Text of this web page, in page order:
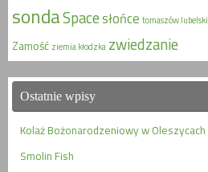
sondaSpacesłońce tomaszów lubelski
Zamość ziemia kłodzka zwiedzanie
Ostatnie wpisy
Kolaż Bożonarodzeniowy w Oleszycach
Smolin Fish